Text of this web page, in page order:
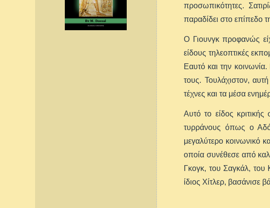
προσωπικότητες.
παραδίδει στο επίπεδο
Ο Γιουνγκ προφανώς
είδους τηλεοπτικές
Εαυτό και την
τους. Τουλάχιστον, αυτή
τέχνες και τα μέσα
Αυτό το είδος
τυρράνους όπως ο
μεγαλύτερο κοινωνικό
οποία συνέθεσε από
Γκογκ, του Σαγκάλ, του
ίδιος Χίτλερ, βασάνισε